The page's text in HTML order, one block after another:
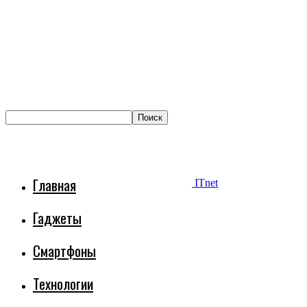
ITnet
Главная
Гаджеты
Смартфоны
Технологии